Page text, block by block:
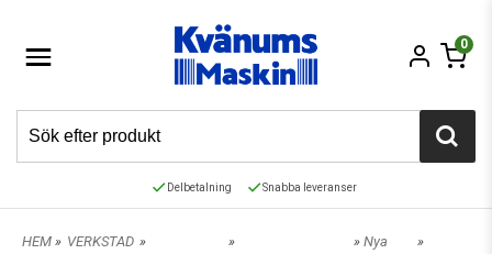
0
Delbetalning Snabba leveranser
HEM » VERKSTAD »
»
» Nya
»